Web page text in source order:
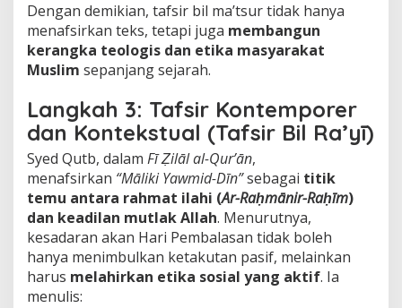
Dengan demikian, tafsir bil ma’tsur tidak hanya
menafsirkan teks, tetapi juga membangun
kerangka teologis dan etika masyarakat
Muslim sepanjang sejarah.
Langkah 3: Tafsir Kontemporer
dan Kontekstual (Tafsir Bil Ra’yī)
Syed Qutb, dalam Fī Ẓilāl al-Qur’ān,
menafsirkan “Māliki Yawmid-Dīn”sebagai titik
temu antara rahmat ilahi (Ar-Raḥmānir-Raḥīm)
dan keadilan mutlak Allah. Menurutnya,
kesadaran akan Hari Pembalasan tidak boleh
hanya menimbulkan ketakutan pasif, melainkan
harus melahirkan etika sosial yang aktif. Ia
menulis: